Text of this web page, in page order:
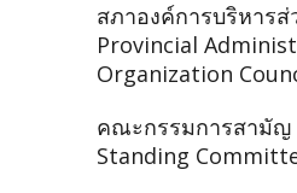
สภาองค์การบริหาร
Provincial
Organization
คณะกรรมการสามัญ
Standing